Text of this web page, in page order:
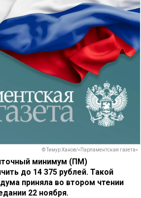
© Тимур Ханов/«Парламентская газета»
минимум (ПМ)
до 14 375 рублей. Такой
приняла во втором чтении
22 ноября.